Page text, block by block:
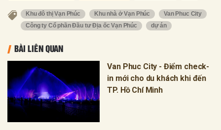
Khu đô thị Vạn Phúc Khu nhà ở Vạn Phúc
Van Phuc City
Công ty Cổ phần Đầu tư Địa ốc Vạn Phúc
dự án
BÀI LIÊN QUAN
Van Phuc City - Điểm check-
in mới cho du khách khi đến
TP. Hồ Chí Minh